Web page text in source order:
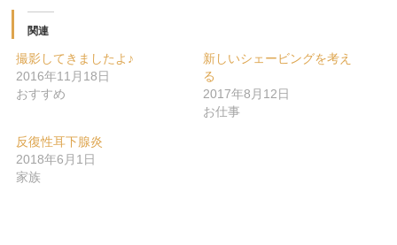
関連
撮影してきましたよ♪
2016年11月18日
おすすめ
新しいシェービングを考え
る
2017年8月12日
お仕事
反復性耳下腺炎
2018年6月1日
家族